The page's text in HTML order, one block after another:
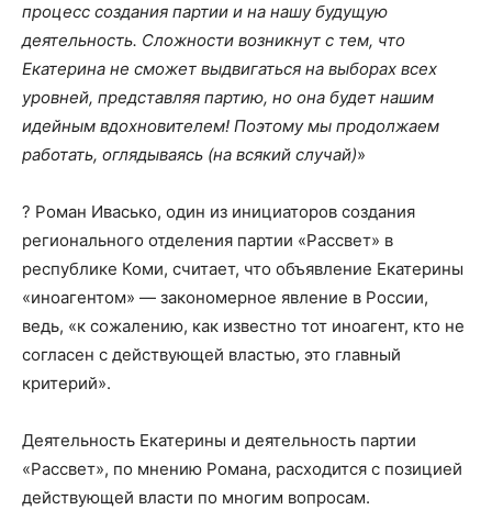
процесс создания партии и на нашу будущую
деятельность. Сложности возникнут с тем, что
Екатерина не сможет выдвигаться на выборах всех
уровней, представляя партию, но она будет нашим
идейным вдохновителем! Поэтому мы продолжаем
работать, оглядываясь (на всякий случай)»
? Роман Ивасько, один из инициаторов создания
регионального отделения партии «Рассвет» в
республике Коми, считает, что объявление Екатерины
«иноагентом» — закономерное явление в России,
ведь, «к сожалению, как известно тот иноагент, кто не
согласен с действующей властью, это главный
критерий».
Деятельность Екатерины и деятельность партии
«Рассвет», по мнению Романа, расходится с позицией
действующей власти по многим вопросам.